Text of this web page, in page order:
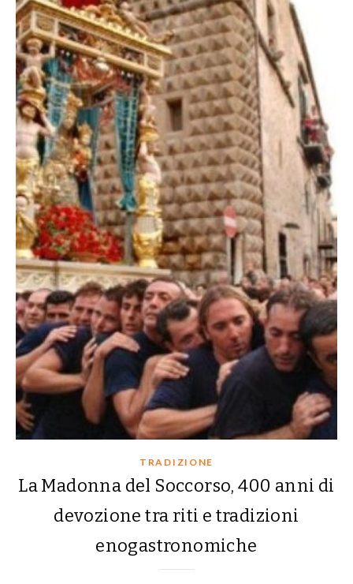
TRADIZIONE
La Madonna del Soccorso, 400 anni di
devozione tra riti e tradizioni
enogastronomiche